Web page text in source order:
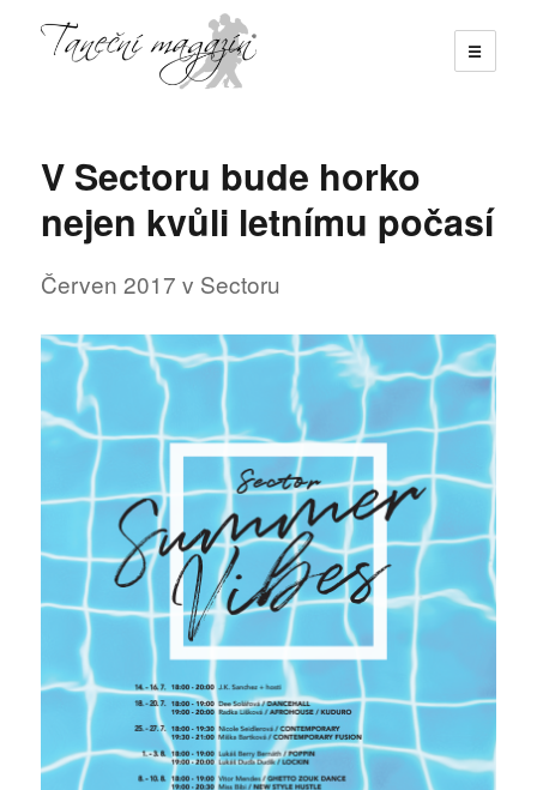
☰
V Sectoru bude horko
nejen kvůli letnímu počasí
Červen 2017 v Sectoru